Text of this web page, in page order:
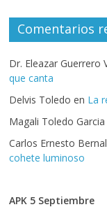
Comentarios
Dr. Eleazar Guerrero
que canta
Delvis Toledo en La
Magali Toledo Garcia
Carlos Ernesto
cohete luminoso
APK 5 Septiembre